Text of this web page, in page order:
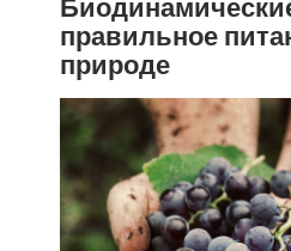
правильное
природе